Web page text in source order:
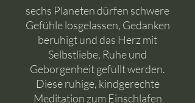
sechs Planeten dürfen schwere
Gefühle losgelassen, Gedanken
beruhigt und das Herz mit
Selbstliebe, Ruhe und
Geborgenheit gefüllt werden.
Diese ruhige, kindgerechte
Meditation zum Einschlafen